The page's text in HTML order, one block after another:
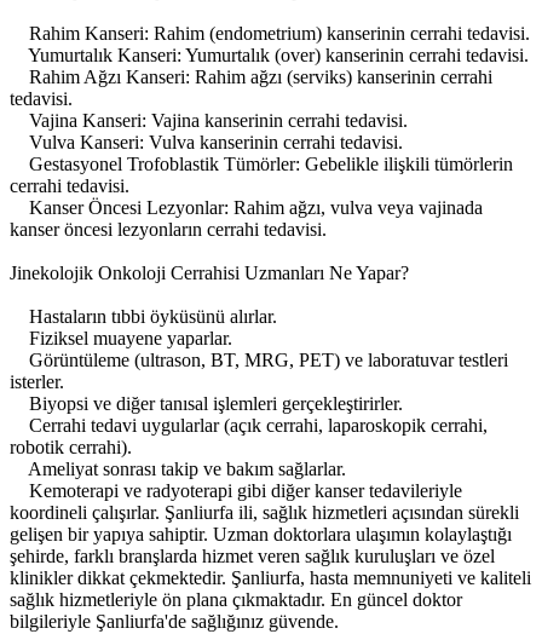
Rahim Kanseri: Rahim (endometrium) kanserinin cerrahi tedavisi.
Yumurtalık Kanseri: Yumurtalık (over) kanserinin cerrahi tedavisi.
Rahim Ağzı Kanseri: Rahim ağzı (serviks) kanserinin cerrahi
tedavisi.
Vajina Kanseri: Vajina kanserinin cerrahi tedavisi.
Vulva Kanseri: Vulva kanserinin cerrahi tedavisi.
Gestasyonel Trofoblastik Tümörler: Gebelikle ilişkili tümörlerin
cerrahi tedavisi.
Kanser Öncesi Lezyonlar: Rahim ağzı, vulva veya vajinada
kanser öncesi lezyonların cerrahi tedavisi.
Jinekolojik Onkoloji Cerrahisi Uzmanları Ne Yapar?
Hastaların tıbbi öyküsünü alırlar.
Fiziksel muayene yaparlar.
Görüntüleme (ultrason, BT, MRG, PET) ve laboratuvar testleri
isterler.
Biyopsi ve diğer tanısal işlemleri gerçekleştirirler.
Cerrahi tedavi uygularlar (açık cerrahi, laparoskopik cerrahi,
robotik cerrahi).
Ameliyat sonrası takip ve bakım sağlarlar.
Kemoterapi ve radyoterapi gibi diğer kanser tedavileriyle
koordineli çalışırlar. Şanliurfa ili, sağlık hizmetleri açısından sürekli
gelişen bir yapıya sahiptir. Uzman doktorlara ulaşımın kolaylaştığı
şehirde, farklı branşlarda hizmet veren sağlık kuruluşları ve özel
klinikler dikkat çekmektedir. Şanliurfa, hasta memnuniyeti ve kaliteli
sağlık hizmetleriyle ön plana çıkmaktadır. En güncel doktor
bilgileriyle Şanliurfa'de sağlığınız güvende.